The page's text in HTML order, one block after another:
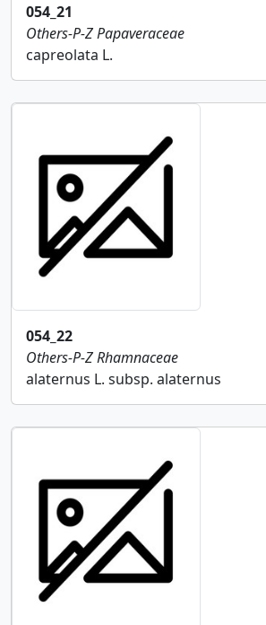
054_21
Others-P-ZPapaveraceae
capreolata L.
054_22
Others-P-ZRhamnaceae
alaternus L. subsp. alaternus